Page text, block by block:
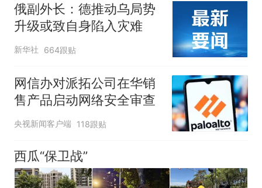
俄副外长：德推动乌局势
升级或致自身陷入灾难
新华社 664跟贴
网信办对派拓公司在华销
售产品启动网络安全审查
央视新闻客户端 118跟贴
西瓜“保卫战”